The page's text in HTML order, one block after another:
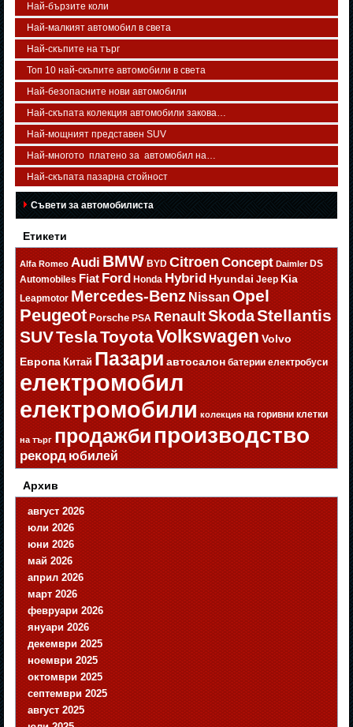
Най-бързите коли
Най-малкият автомобил в света
Най-скъпите на търг
Топ 10 най-скъпите автомобили в света
Най-безопасните нови автомобили
Най-скъпата колекция автомобили закова…
Най-мощният представен SUV
Най-многото платено за автомобил на…
Най-скъпата пазарна стойност
Съвети за автомобилиста
Етикети
Alfa Romeo Audi BMW BYD Citroen Concept Daimler DS
Automobiles Fiat Ford Honda Hybrid Hyundai Jeep Kia
Leapmotor Mercedes-Benz Nissan Opel
Peugeot Porsche PSA RenaultSkodaStellantis
SUVTeslaToyotaVolkswagen Volvo
Европа Китай Пазари автосалон батерии електробуси
електромобил
електромобили колекция на горивни клетки
на търг продажбипроизводство
рекорд юбилей
Архив
август 2026
юли 2026
юни 2026
май 2026
април 2026
март 2026
февруари 2026
януари 2026
декември 2025
ноември 2025
октомври 2025
септември 2025
август 2025